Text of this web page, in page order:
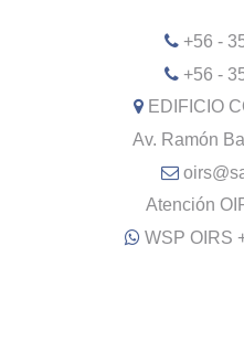
+56 -
+56 -
EDIFICIO
Av. Ramón
Atención
WSP OIRS